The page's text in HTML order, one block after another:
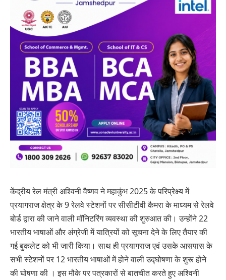
केंद्रीय रेल मंत्री अश्विनी वैष्णव ने महाकुंभ 2025 के परिप्रेक्ष्य में
प्रयागराज क्षेत्र के 9 रेलवे स्टेशनों पर सीसीटीवी कैमरा के माध्यम से रेलवे
बोर्ड द्वारा की जाने वाली मॉनिटरिंग व्यवस्था की शुरुआत की। उन्होंने 22
भारतीय भाषाओं और अंग्रेजी में यात्रियों को सूचना देने के लिए तैयार की
गई बुकलेट को भी जारी किया। साथ ही प्रयागराज एवं उसके आसपास के
सभी स्टेशनों पर 12 भारतीय भाषाओं में होने वाली उद्घोषणा के शुरू होने
की घोषणा की । इस मौके पर पत्रकारों से बातचीत करते हुए अश्विनी